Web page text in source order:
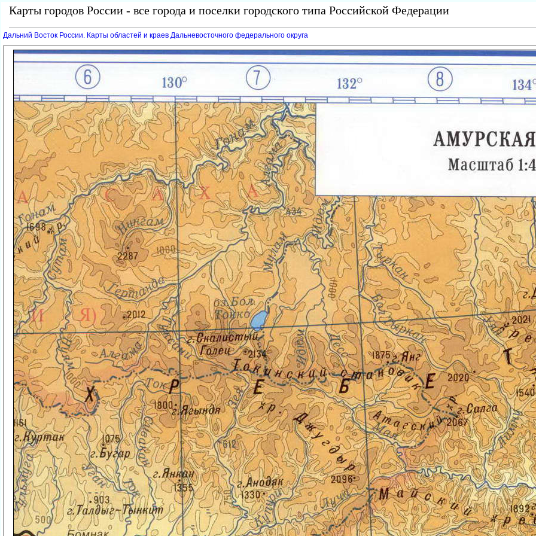
Карты городов России - все города и поселки городского типа Российской Федерации
Дальний Восток России. Карты областей и краев Дальневосточного федерального округа